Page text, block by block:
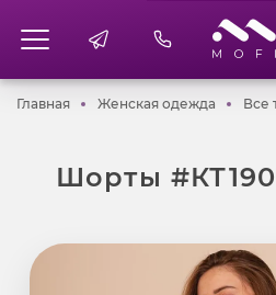
ГлавнаяГлавнаяЖенская одежда Все
Шорты